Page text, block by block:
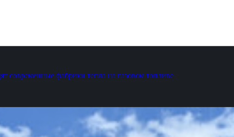
современные фабрики тепла на газовом топливе